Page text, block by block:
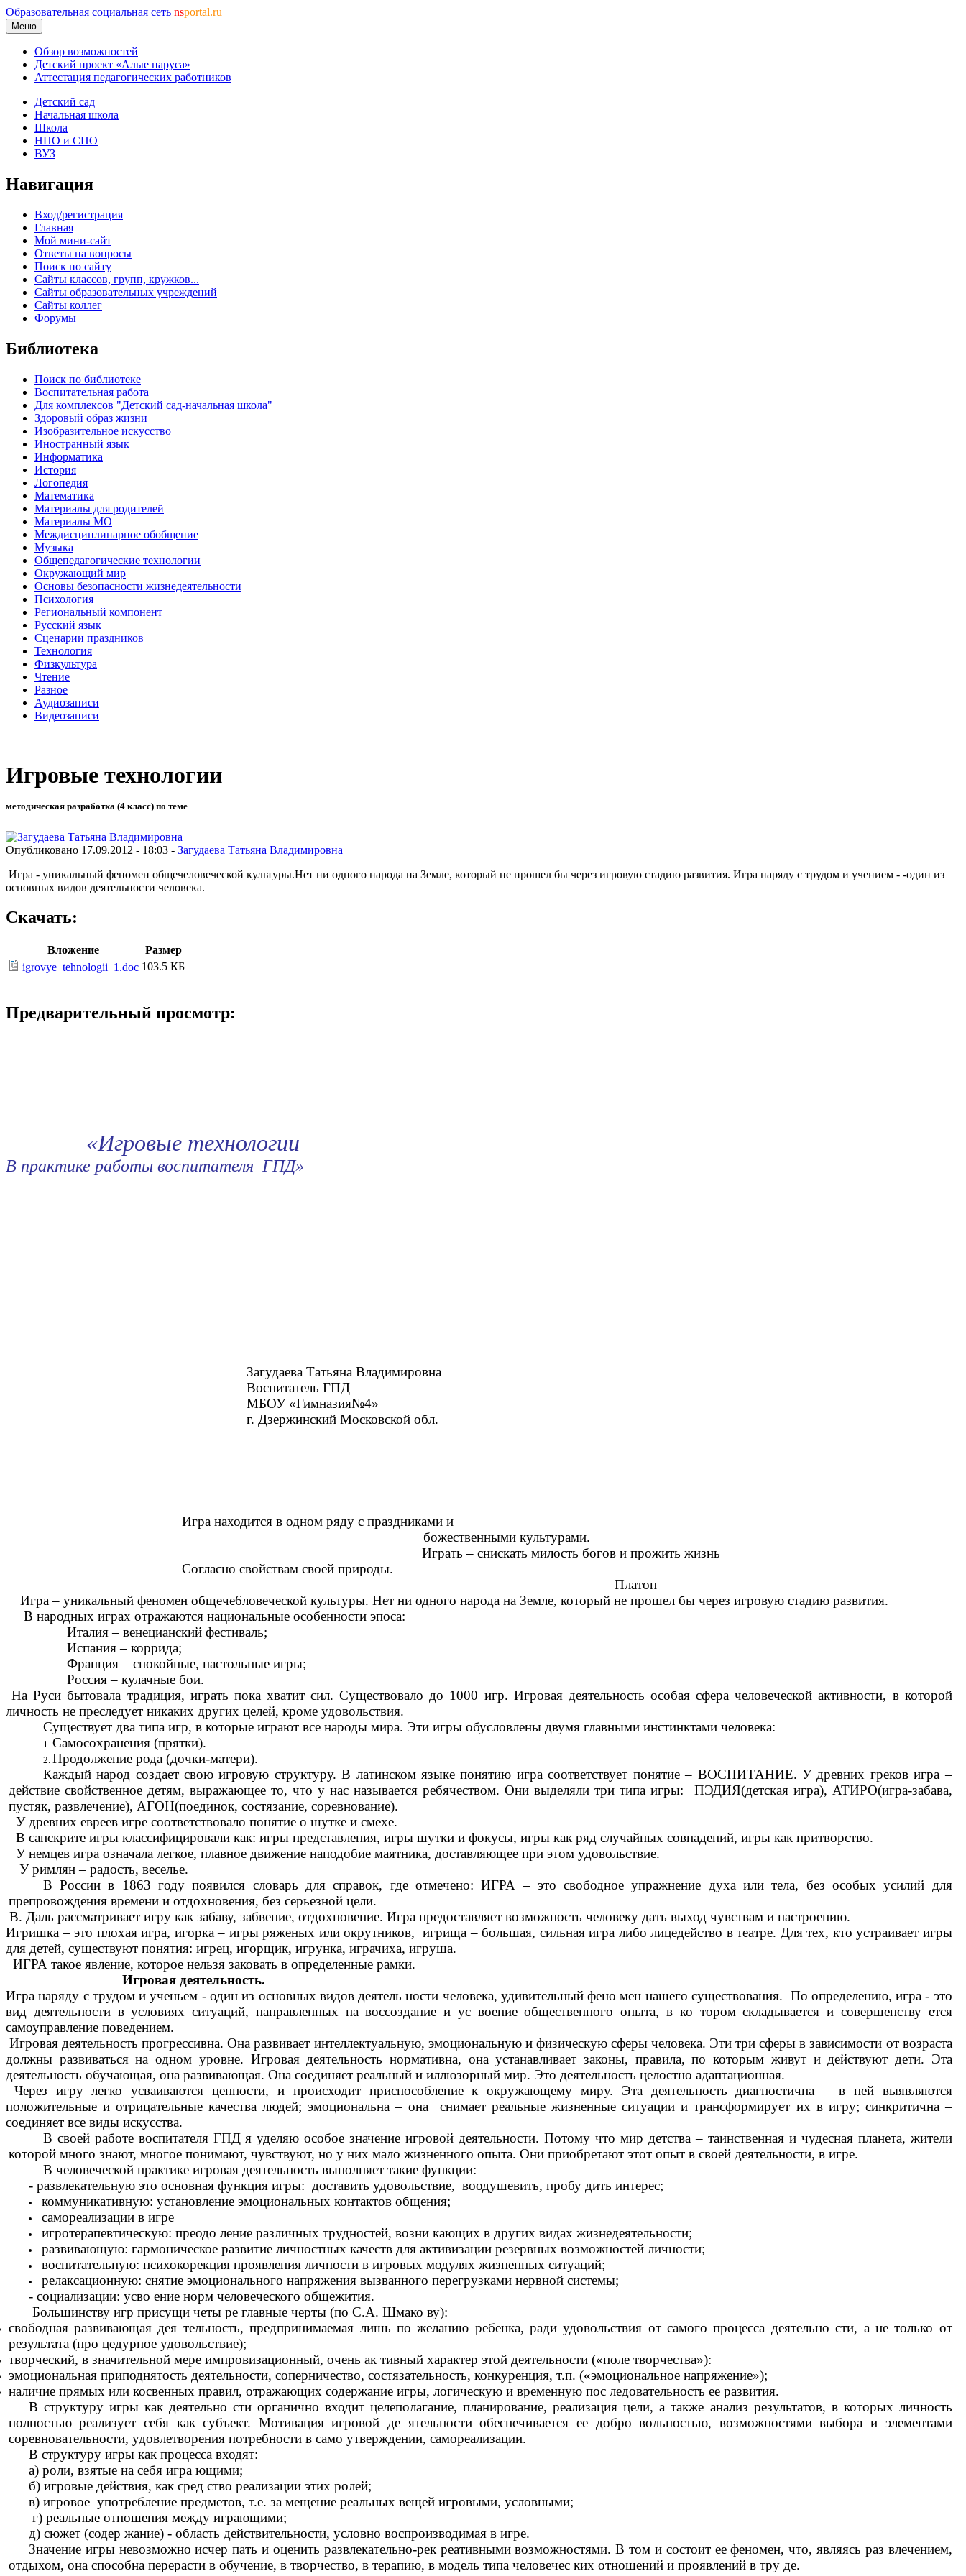
Образовательная социальная сеть nsportal.ru
Меню
Обзор возможностей
Детский проект «Алые паруса»
Аттестация педагогических работников
Детский сад
Начальная школа
Школа
НПО и СПО
ВУЗ
Навигация
Вход/регистрация
Главная
Мой мини-сайт
Ответы на вопросы
Поиск по сайту
Сайты классов, групп, кружков...
Сайты образовательных учреждений
Сайты коллег
Форумы
Библиотека
Поиск по библиотеке
Воспитательная работа
Для комплексов "Детский сад-начальная школа"
Здоровый образ жизни
Изобразительное искусство
Иностранный язык
Информатика
История
Логопедия
Математика
Материалы для родителей
Материалы МО
Междисциплинарное обобщение
Музыка
Общепедагогические технологии
Окружающий мир
Основы безопасности жизнедеятельности
Психология
Региональный компонент
Русский язык
Сценарии праздников
Технология
Физкультура
Чтение
Разное
Аудиозаписи
Видеозаписи
Игровые технологии
методическая разработка (4 класс) по теме
Опубликовано 17.09.2012 - 18:03 - Загудаева Татьяна Владимировна
Игра - уникальный феномен общечеловеческой культуры.Нет ни одного народа на Земле, который не прошел бы через игровую стадию развития. Игра наряду с трудом и учением - -один из
основных видов деятельности человека.
Скачать:
Вложение
Размер
igrovye_tehnologii_1.doc 103.5 КБ
Предварительный просмотр:
«Игровые технологии
В практике работы воспитателя ГПД»
Загудаева Татьяна Владимировна
Воспитатель ГПД
МБОУ «Гимназия№4»
г. Дзержинский Московской обл.
Игра находится в одном ряду с праздниками и
божественными культурами.
Играть – снискать милость богов и прожить жизнь
Согласно свойствам своей природы.
Платон
Игра – уникальный феномен общече6ловеческой культуры. Нет ни одного народа на Земле, который не прошел бы через игровую стадию развития.
В народных играх отражаются национальные особенности эпоса:
Италия – венецианский фестиваль;
Испания – коррида;
Франция – спокойные, настольные игры;
Россия – кулачные бои.
На Руси бытовала традиция, играть пока хватит сил. Существовало до 1000 игр. Игровая деятельность особая сфера человеческой активности, в которой
личность не преследует никаких других целей, кроме удовольствия.
Существует два типа игр, в которые играют все народы мира. Эти игры обусловлены двумя главными инстинктами человека:
Самосохранения (прятки).
Продолжение рода (дочки-матери).
Каждый народ создает свою игровую структуру. В латинском языке понятию игра соответствует понятие – ВОСПИТАНИЕ. У древних греков игра –
действие свойственное детям, выражающее то, что у нас называется ребячеством. Они выделяли три типа игры: ПЭДИЯ(детская игра), АТИРО(игра-забава,
пустяк, развлечение), АГОН(поединок, состязание, соревнование).
У древних евреев игре соответствовало понятие о шутке и смехе.
В санскрите игры классифицировали как: игры представления, игры шутки и фокусы, игры как ряд случайных совпадений, игры как притворство.
У немцев игра означала легкое, плавное движение наподобие маятника, доставляющее при этом удовольствие.
У римлян – радость, веселье.
В России в 1863 году появился словарь для справок, где отмечено: ИГРА – это свободное упражнение духа или тела, без особых усилий для
препровождения времени и отдохновения, без серьезной цели.
В. Даль рассматривает игру как забаву, забвение, отдохновение. Игра предоставляет возможность человеку дать выход чувствам и настроению.
Игришка – это плохая игра, игорка – игры ряженых или окрутников, игрища – большая, сильная игра либо лицедейство в театре. Для тех, кто устраивает игры
для детей, существуют понятия: игрец, игорщик, игрунка, играчиха, игруша.
ИГРА такое явление, которое нельзя заковать в определенные рамки.
Игровая деятельность.
Игра наряду с трудом и ученьем - один из основных видов деятель ности человека, удивительный фено мен нашего существования. По определению, игра - это
вид деятельности в условиях ситуаций, направленных на воссоздание и ус воение общественного опыта, в ко тором складывается и совершенству ется
самоуправление поведением.
Игровая деятельность прогрессивна. Она развивает интеллектуальную, эмоциональную и физическую сферы человека. Эти три сферы в зависимости от возраста
должны развиваться на одном уровне. Игровая деятельность нормативна, она устанавливает законы, правила, по которым живут и действуют дети. Эта
деятельность обучающая, она развивающая. Она соединяет реальный и иллюзорный мир. Это деятельность целостно адаптационная.
Через игру легко усваиваются ценности, и происходит приспособление к окружающему миру. Эта деятельность диагностична – в ней выявляются
положительные и отрицательные качества людей; эмоциональна – она снимает реальные жизненные ситуации и трансформирует их в игру; синкритична –
соединяет все виды искусства.
В своей работе воспитателя ГПД я уделяю особое значение игровой деятельности. Потому что мир детства – таинственная и чудесная планета, жители
которой много знают, многое понимают, чувствуют, но у них мало жизненного опыта. Они приобретают этот опыт в своей деятельности, в игре.
В человеческой практике игровая деятельность выполняет такие функции:
- развлекательную это основная функция игры: доставить удовольствие, воодушевить, пробу дить интерес;
коммуникативную: установление эмоциональных контактов общения;
самореализации в игре
игротерапевтическую: преодо ление различных трудностей, возни кающих в других видах жизнедеятельности;
развивающую: гармоническое развитие личностных качеств для активизации резервных возможностей личности;
воспитательную: психокорекция проявления личности в игровых модулях жизненных ситуаций;
релаксационную: снятие эмоционального напряжения вызванного перегрузками нервной системы;
- социализации: усво ение норм человеческого общежития.
Большинству игр присущи четы ре главные черты (по С.А. Шмако ву):
свободная развивающая дея тельность, предпринимаемая лишь по желанию ребенка, ради удовольствия от самого процесса деятельно сти, а не только от
результата (про цедурное удовольствие);
творческий, в значительной мере импровизационный, очень ак тивный характер этой деятельности («поле творчества»):
эмоциональная приподнятость деятельности, соперничество, состязательность, конкуренция, т.п. («эмоциональное напряжение»);
наличие прямых или косвенных правил, отражающих содержание игры, логическую и временную пос ледовательность ее развития.
В структуру игры как деятельно сти органично входит целеполагание, планирование, реализация цели, а также анализ результатов, в которых личность
полностью реализует себя как субъект. Мотивация игровой де ятельности обеспечивается ее добро вольностью, возможностями выбора и элементами
соревновательности, удовлетворения потребности в само утверждении, самореализации.
В структуру игры как процесса входят:
а) роли, взятые на себя игра ющими;
б) игровые действия, как сред ство реализации этих ролей;
в) игровое употребление предметов, т.е. за мещение реальных вещей игровыми, условными;
г) реальные отношения между играющими;
д) сюжет (содер жание) - область действительности, условно воспроизводимая в игре.
Значение игры невозможно исчер пать и оценить развлекательно-рек реативными возможностями. В том и состоит ее феномен, что, являясь раз влечением,
отдыхом, она способна перерасти в обучение, в творчество, в терапию, в модель типа человечес ких отношений и проявлений в тру де.